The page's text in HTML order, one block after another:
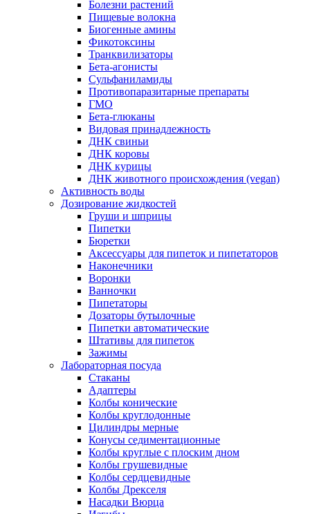
Болезни растений
Пищевые волокна
Биогенные амины
Фикотоксины
Транквилизаторы
Бета-агонисты
Сульфаниламиды
Противопаразитарные препараты
ГМО
Бета-глюканы
Видовая принадлежность
ДНК свиньи
ДНК коровы
ДНК курицы
ДНК животного происхождения (vegan)
Активность воды
Дозирование жидкостей
Груши и шприцы
Пипетки
Бюретки
Аксессуары для пипеток и пипетаторов
Наконечники
Воронки
Ванночки
Пипетаторы
Дозаторы бутылочные
Пипетки автоматические
Штативы для пипеток
Зажимы
Лабораторная посуда
Стаканы
Адаптеры
Колбы конические
Колбы круглодонные
Цилиндры мерные
Конусы седиментационные
Колбы круглые с плоским дном
Колбы грушевидные
Колбы сердцевидные
Колбы Дрекселя
Насадки Вюрца